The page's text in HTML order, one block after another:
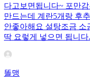
다고보면됩니다~ 포만
만드는데 계란5개랑 후
안좋아해요 설탕조금 소
딱 요렇게 넣으면 됩니다.
똘맹